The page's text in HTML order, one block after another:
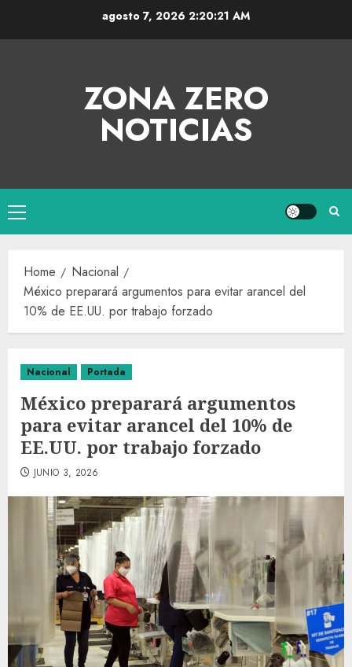
agosto 7, 2026 2:20:21 AM
ZONA ZERO
NOTICIAS
Home
Nacional
México preparará argumentos para evitar arancel del
10% de EE.UU. por trabajo forzado
Nacional Portada
México preparará argumentos
para evitar arancel del 10% de
EE.UU. por trabajo forzado
JUNIO 3, 2026